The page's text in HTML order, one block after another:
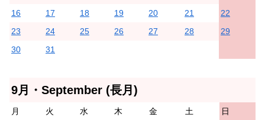
16
17 18 19 20 21
22
23
24 25 26 27 28
29
30
31
9月・September (長月)
月 火 水 木 金 土
日